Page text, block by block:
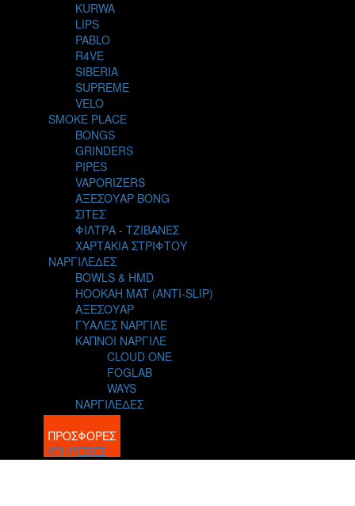
KURWA
LIPS
PABLO
R4VE
SIBERIA
SUPREME
VELO
SMOKE PLACE
BONGS
GRINDERS
PIPES
VAPORIZERS
ΑΞΕΣΟΥΑΡ BONG
ΣΙΤΕΣ
ΦΙΛΤΡΑ - ΤΖΙΒΑΝΕΣ
ΧΑΡΤΑΚΙΑ ΣΤΡΙΦΤΟΥ
ΝΑΡΓΙΛΕΔΕΣ
BOWLS & HMD
HOOKAH MAT (ANTI-SLIP)
ΑΞΕΣΟΥΑΡ
ΓΥΑΛΕΣ ΝΑΡΓΙΛΕ
ΚΑΠΝΟΙ ΝΑΡΓΙΛΕ
CLOUD ONE
FOGLAB
WAYS
ΝΑΡΓΙΛΕΔΕΣ
BLOG
ΠΡΟΣΦΟΡΕΣ
ΥΠΗΡΕΣΙΕΣ